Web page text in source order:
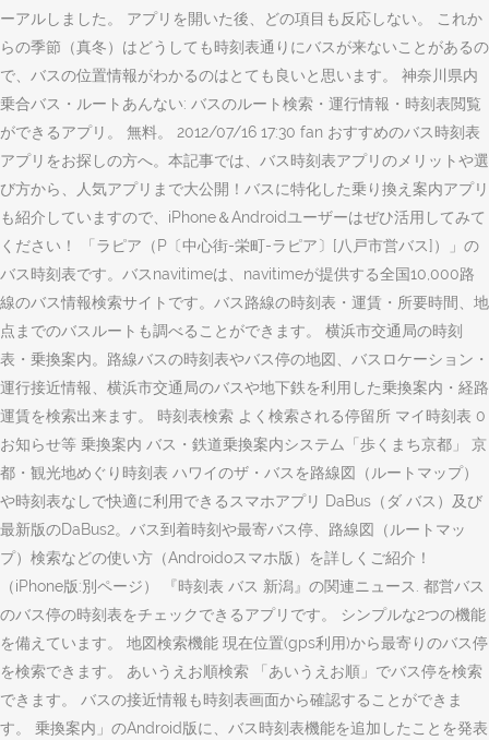
ーアルしました。 アプリを開いた後、どの項目も反応しない。 これか
らの季節（真冬）はどうしても時刻表通りにバスが来ないことがあるの
で、バスの位置情報がわかるのはとても良いと思います。 神奈川県内
乗合バス・ルートあんない: バスのルート検索・運行情報・時刻表閲覧
ができるアプリ。 無料。 2012/07/16 17:30 fan おすすめのバス時刻表
アプリをお探しの方へ。本記事では、バス時刻表アプリのメリットや選
び方から、人気アプリまで大公開！バスに特化した乗り換え案内アプリ
も紹介していますので、iPhone＆Androidユーザーはぜひ活用してみて
ください！ 「ラピア（P〔中心街-栄町-ラピア〕[八戸市営バス]）」の
バス時刻表です。バスnavitimeは、navitimeが提供する全国10,000路
線のバス情報検索サイトです。バス路線の時刻表・運賃・所要時間、地
点までのバスルートも調べることができます。 横浜市交通局の時刻
表・乗換案内。路線バスの時刻表やバス停の地図、バスロケーション・
運行接近情報、横浜市交通局のバスや地下鉄を利用した乗換案内・経路
運賃を検索出来ます。 時刻表検索 よく検索される停留所 マイ時刻表 0
お知らせ等 乗換案内 バス・鉄道乗換案内システム「歩くまち京都」 京
都・観光地めぐり時刻表 ハワイのザ・バスを路線図（ルートマップ）
や時刻表なしで快適に利用できるスマホアプリ DaBus（ダ バス）及び
最新版のDaBus2。バス到着時刻や最寄バス停、路線図（ルートマッ
プ）検索などの使い方（Androidoスマホ版）を詳しくご紹介！
（iPhone版:別ページ） 『時刻表 バス 新潟』の関連ニュース. 都営バス
のバス停の時刻表をチェックできるアプリです。 シンプルな2つの機能
を備えています。 地図検索機能 現在位置(gps利用)から最寄りのバス停
を検索できます。 あいうえお順検索 「あいうえお順」でバス停を検索
できます。 バスの接近情報も時刻表画面から確認することができま
す。 乗換案内」のAndroid版に、バス時刻表機能を追加したことを発表